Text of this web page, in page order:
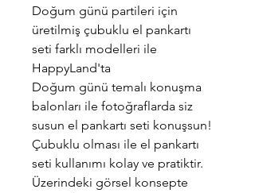
Doğum günü partileri için
üretilmiş çubuklu el pankartı
seti farklı modelleri ile
HappyLand'ta
Doğum günü temalı konuşma
balonları ile fotoğraflarda siz
susun el pankartı seti konuşsun!
Çubuklu olması ile el pankartı
seti kullanımı kolay ve pratiktir.
Üzerindeki görsel konsepte